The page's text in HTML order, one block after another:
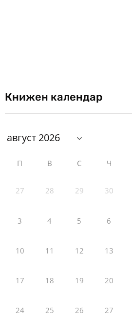
Книжен календар
П В С Ч
27 28 29 30
3 4 5 6
10 11 12 13
17 18 19 20
24 25 26 27